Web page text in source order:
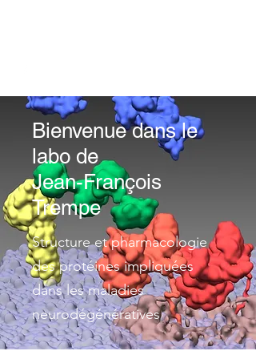
Bienvenue dans le
labo de
Jean-François
Trempe
Structure et pharmacologie
des protéines impliquées
dans les maladies
neurodégénératives